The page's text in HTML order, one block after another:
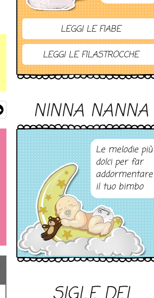
LEGGI LE FIABE
LEGGI LE FILASTROCCHE
NINNA NANNA
Le melodie più
dolci per far
addormentare
il tuo bimbo